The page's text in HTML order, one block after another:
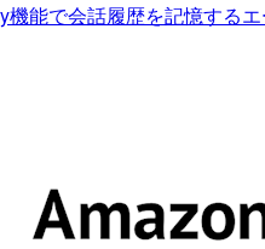
能で会話履歴を記憶する